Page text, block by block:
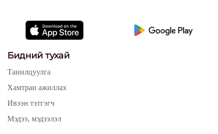
Бидний тухай
Танилцуулга
Хамтран ажиллах
Ивээн тэтгэгч
Мэдээ, мэдээлэл